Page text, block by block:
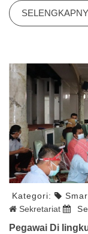
Kategori:
Sekretariat
Pegawai Di